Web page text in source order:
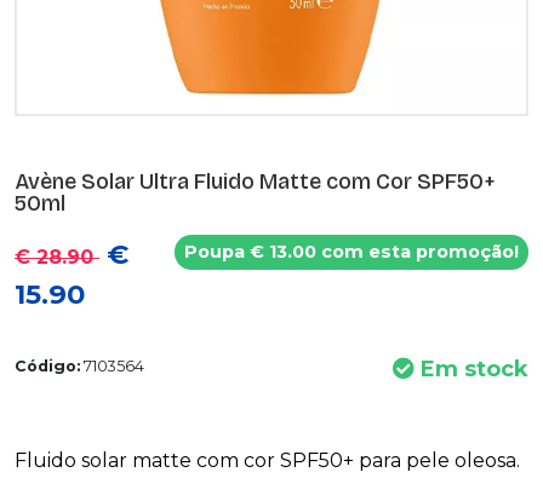
Avène Solar Ultra Fluido Matte com Cor SPF50+
50ml
Poupa € 13.00 com esta promoção!
€ 28.90 €
15.90
Código: 7103564 Em stock
Fluido solar matte com cor SPF50+ para pele oleosa.